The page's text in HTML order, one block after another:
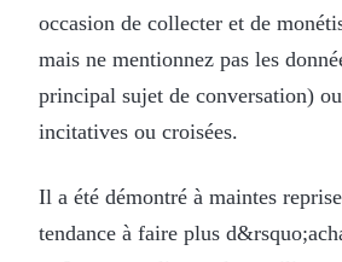
occasion de collecter et de
mais ne mentionnez pas les
principal sujet de conversation)
incitatives ou croisées.
Il a été démontré à maintes
tendance à faire plus